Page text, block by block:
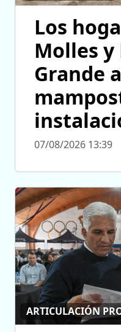
Los
Molles y
Grande
07/08/2026 13:39
ARTICULACIÓN